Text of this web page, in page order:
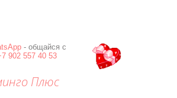
- общайся с
902 557 40 53
Плюс